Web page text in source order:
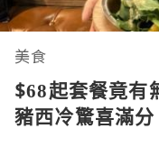
美食
$68起套餐竟有
豬西冷驚喜滿分